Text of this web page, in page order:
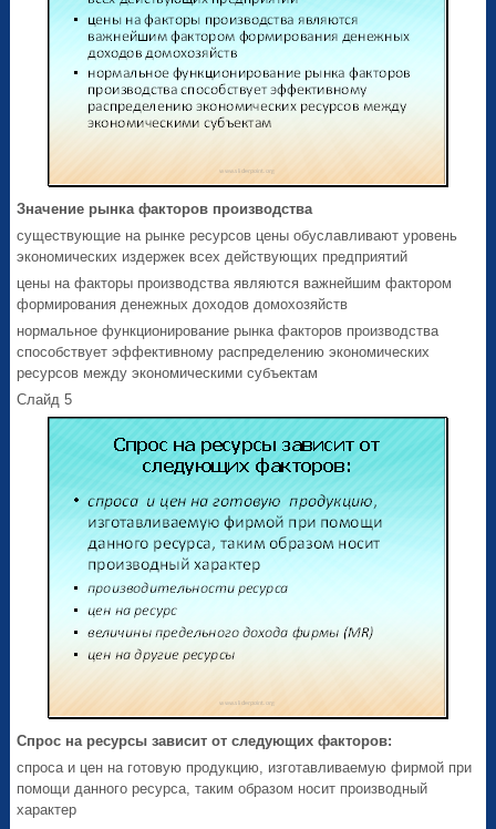
Значение рынка факторов производства
существующие на рынке ресурсов цены обуславливают уровень
экономических издержек всех действующих предприятий
цены на факторы производства являются важнейшим фактором
формирования денежных доходов домохозяйств
нормальное функционирование рынка факторов производства
способствует эффективному распределению экономических
ресурсов между экономическими субъектам
Слайд 5
Спрос на ресурсы зависит от следующих факторов:
спроса и цен на готовую продукцию, изготавливаемую фирмой при
помощи данного ресурса, таким образом носит производный
характер